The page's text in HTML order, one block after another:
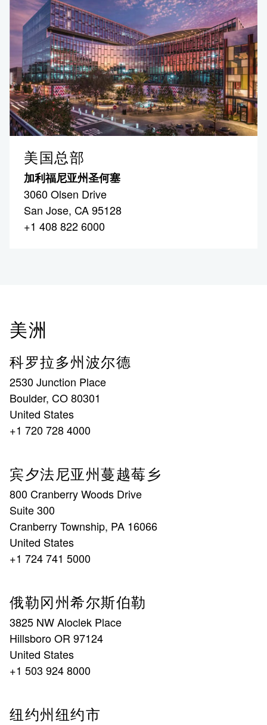
美国总部
加利福尼亚州圣何塞
3060 Olsen Drive
San Jose, CA 95128
+1 408 822 6000
美洲
科罗拉多州波尔德
2530 Junction Place
Boulder, CO 80301
United States
+1 720 728 4000
宾夕法尼亚州蔓越莓乡
800 Cranberry Woods Drive
Suite 300
Cranberry Township, PA 16066
United States
+1 724 741 5000
俄勒冈州希尔斯伯勒
3825 NW Aloclek Place
Hillsboro OR 97124
United States
+1 503 924 8000
纽约州纽约市